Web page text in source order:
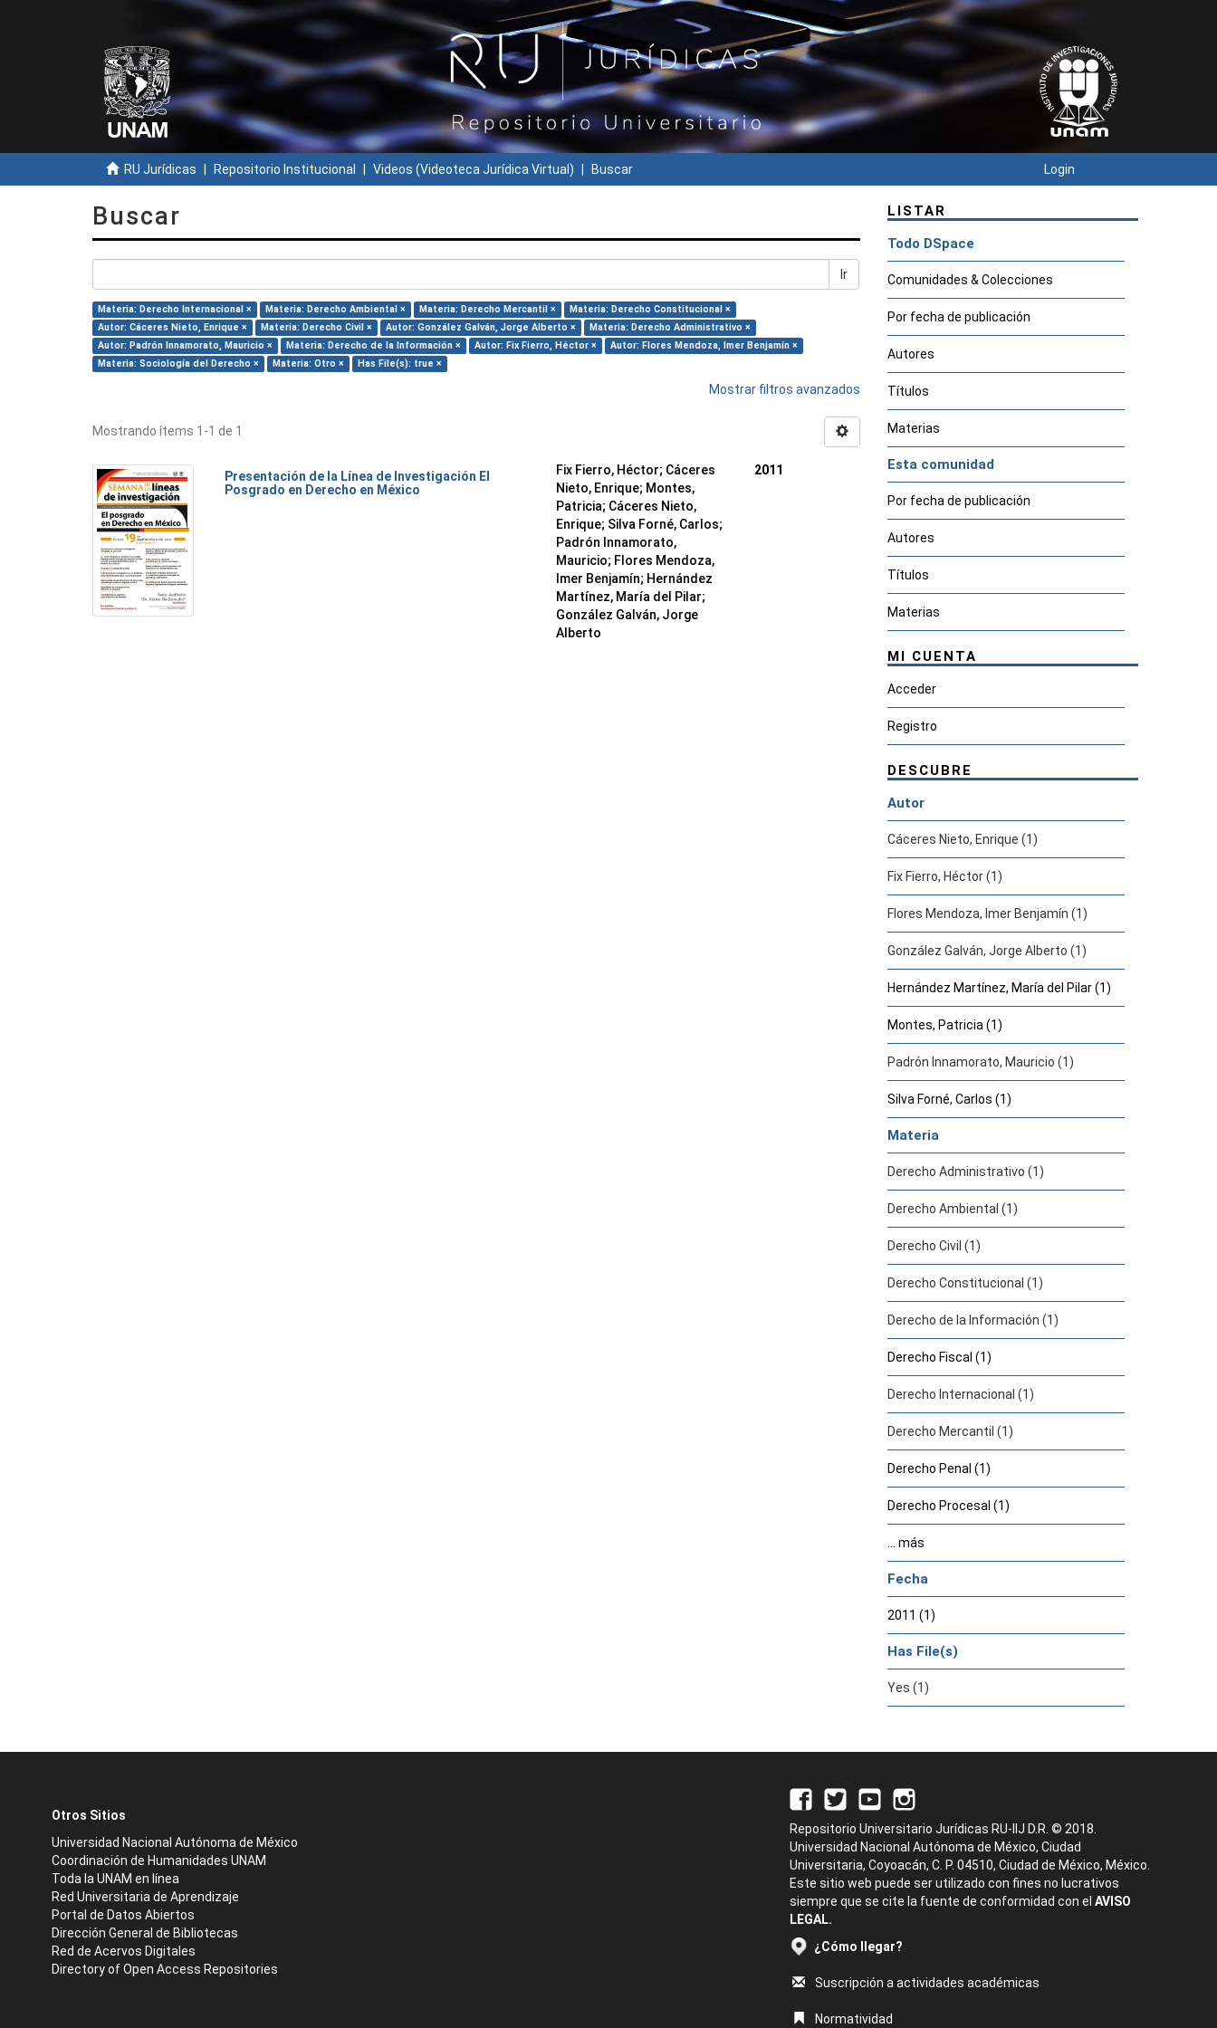
RU Jurídicas Repositorio Institucional Videos (Videoteca Jurídica Virtual) Buscar Login
Buscar
Ir
Materia: Derecho Internacional × Materia: Derecho Ambiental × Materia: Derecho Mercantil ×
Materia: Derecho Constitucional ×
Autor: Cáceres Nieto, Enrique ×
Materia: Derecho Civil × Autor: González Galván, Jorge Alberto ×
Materia: Derecho Administrativo ×
Autor: Padrón Innamorato, Mauricio ×
Materia: Derecho de la Información × Autor: Fix Fierro, Héctor ×
Autor: Flores Mendoza, Imer Benjamín ×
Materia: Sociología del Derecho ×
Materia: Otro × Has File(s): true ×
Mostrar filtros avanzados
Mostrando ítems 1-1 de 1
Presentación de la Línea de Investigación El
Posgrado en Derecho en México
Fix Fierro, Héctor; Cáceres
Nieto, Enrique; Montes,
Patricia; Cáceres Nieto,
Enrique; Silva Forné, Carlos;
Padrón Innamorato,
Mauricio; Flores Mendoza,
Imer Benjamín; Hernández
Martínez, María del Pilar;
González Galván, Jorge
Alberto
2011
LISTAR
Todo DSpace
Comunidades & Colecciones
Por fecha de publicación
Autores
Títulos
Materias
Esta comunidad
Por fecha de publicación
Autores
Títulos
Materias
MI CUENTA
Acceder
Registro
DESCUBRE
Autor
Cáceres Nieto, Enrique (1)
Fix Fierro, Héctor (1)
Flores Mendoza, Imer Benjamín (1)
González Galván, Jorge Alberto (1)
Hernández Martínez, María del Pilar (1)
Montes, Patricia (1)
Padrón Innamorato, Mauricio (1)
Silva Forné, Carlos (1)
Materia
Derecho Administrativo (1)
Derecho Ambiental (1)
Derecho Civil (1)
Derecho Constitucional (1)
Derecho de la Información (1)
Derecho Fiscal (1)
Derecho Internacional (1)
Derecho Mercantil (1)
Derecho Penal (1)
Derecho Procesal (1)
... más
Fecha
2011 (1)
Has File(s)
Yes (1)
Otros Sitios
Universidad Nacional Autónoma de México
Coordinación de Humanidades UNAM
Toda la UNAM en línea
Red Universitaria de Aprendizaje
Portal de Datos Abiertos
Dirección General de Bibliotecas
Red de Acervos Digitales
Directory of Open Access Repositories
Repositorio Universitario Jurídicas RU-IIJ D.R. © 2018.
Universidad Nacional Autónoma de México, Ciudad
Universitaria, Coyoacán, C. P. 04510, Ciudad de México, México.
Este sitio web puede ser utilizado con fines no lucrativos
siempre que se cite la fuente de conformidad con el AVISO
LEGAL.
¿Cómo llegar?
Suscripción a actividades académicas
Normatividad